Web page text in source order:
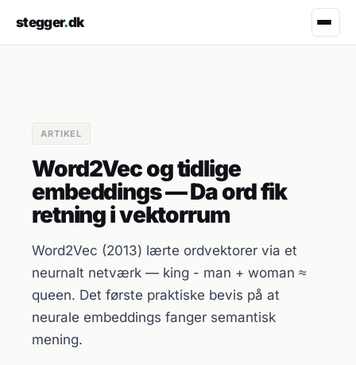
stegger.dk
ARTIKEL
Word2Vec og tidlige
embeddings — Da ord fik
retning i vektorrum
Word2Vec (2013) lærte ordvektorer via et
neurnalt netværk — king - man + woman ≈
queen. Det første praktiske bevis på at
neurale embeddings fanger semantisk
mening.